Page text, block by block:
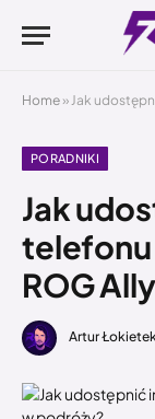
Home »Jak udostępnić
PORADNIKI
Jak
telefonu
ROG
Artur